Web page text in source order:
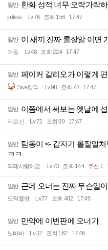
일반 한화 성적 너무 오락가락하
jinkiss Lv.76 조회 156 17:47
일반 이 새끼 진짜 롤잘알 이면
아동 Lv.48 조회 224 17:47
일반 페이커 갈리오가 이렇게
Siva칼리 Lv.98 조회 78 17:47
일반 이쯤에서 써보는 옛날에
제로선 Lv.72 조회 90 17:47
일반 탐동이 <- 갑자기 롤잘알
ㅋㅋ
엑페사랑해요 Lv.73 조회 144 추천 1
일반 근데 오너는 진짜 무슨일
모락몰랑 Lv.77 조회 402 17:46
일반 만약에 이번판에 오너가
노바바 Lv.32 조회 162 17:46